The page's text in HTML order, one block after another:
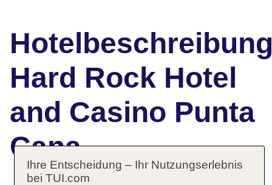
Hard Rock Hotel
and Casino Punta
Cana
Ihre Entscheidung – Ihr Nutzungserlebnis
bei TUI.com